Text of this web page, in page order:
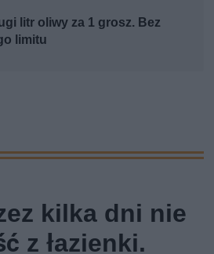
litr oliwy za 1 grosz. Bez
limitu
kilka dni nie
z łazienki.